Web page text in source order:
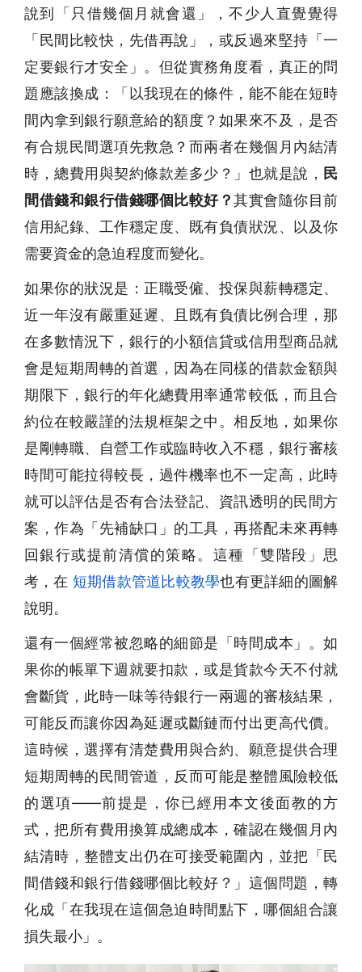
說到「只借幾個月就會還」，不少人直覺覺得
「民間比較快，先借再說」，或反過來堅持「一
定要銀行才安全」。但從實務角度看，真正的問
題應該換成：「以我現在的條件，能不能在短時
間內拿到銀行願意給的額度？如果來不及，是否
有合規民間選項先救急？而兩者在幾個月內結清
時，總費用與契約條款差多少？」也就是說， 民
間借錢和銀行借錢哪個比較好？其實會隨你目前
信用紀錄、工作穩定度、既有負債狀況、以及你
需要資金的急迫程度而變化。
如果你的狀況是：正職受僱、投保與薪轉穩定、
近一年沒有嚴重延遲、且既有負債比例合理，那
在多數情況下，銀行的小額信貸或信用型商品就
會是短期周轉的首選，因為在同樣的借款金額與
期限下，銀行的年化總費用率通常較低，而且合
約位在較嚴謹的法規框架之中。相反地，如果你
是剛轉職、自營工作或臨時收入不穩，銀行審核
時間可能拉得較長，過件機率也不一定高，此時
就可以評估是否有合法登記、資訊透明的民間方
案，作為「先補缺口」的工具，再搭配未來再轉
回銀行或提前清償的策略。這種「雙階段」思
考，在 短期借款管道比較教學也有更詳細的圖解
說明。
還有一個經常被忽略的細節是「時間成本」。如
果你的帳單下週就要扣款，或是貨款今天不付就
會斷貨，此時一味等待銀行一兩週的審核結果，
可能反而讓你因為延遲或斷鏈而付出更高代價。
這時候，選擇有清楚費用與合約、願意提供合理
短期周轉的民間管道，反而可能是整體風險較低
的選項——前提是，你已經用本文後面教的方
式，把所有費用換算成總成本，確認在幾個月內
結清時，整體支出仍在可接受範圍內，並把「民
間借錢和銀行借錢哪個比較好？」這個問題，轉
化成「在我現在這個急迫時間點下，哪個組合讓
損失最小」。